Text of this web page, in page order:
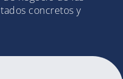
concretos y